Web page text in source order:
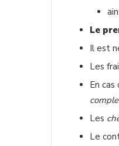
Le
Il est
Les
En cas
Les
Le